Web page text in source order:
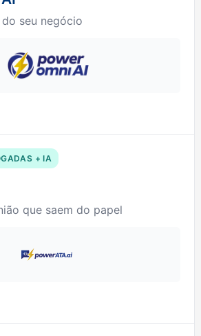
seu negócio
+ IA
que saem do papel